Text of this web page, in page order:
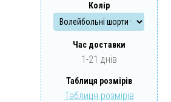
Колір
Час доставки
1-21 днів
Таблиця розмірів
Таблиця розмірів